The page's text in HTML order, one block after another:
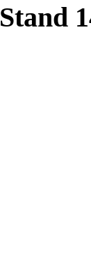
Stand